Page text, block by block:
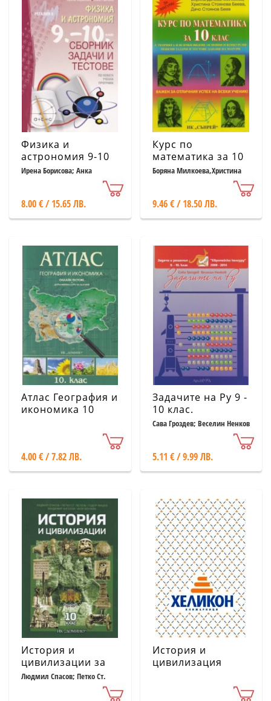
Физика и
астрономия 9-10
клас. Сборник
задачи и тестове
(по новата учебна
програма)
Ирена Борисова; Анка
8.00 € / 15.65 ЛВ.
Курс по
математика за 10
клас
Боряна Милкоева,Христина
9.46 € / 18.50 ЛВ.
Атлас География и
икономика 10
карта на
България)
4.00 € / 7.82 ЛВ.
Задачите на Ру 9 -
10 клас.
"Европейско
Сава Гроздев; Веселин Ненков
5.11 € / 9.99 ЛВ.
История и
цивилизации за
10 клас
Людмил Спасов; Петко Ст.
История и
цивилизация